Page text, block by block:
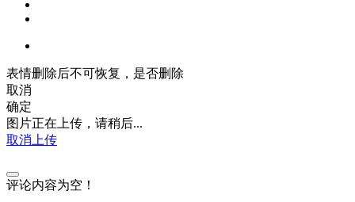
表情删除后不可恢复，是否删除
取消
确定
图片正在上传，请稍后...
取消上传
评论内容为空！